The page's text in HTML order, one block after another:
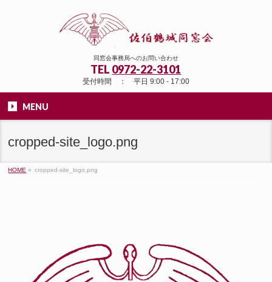
同窓会事務局へのお問い合わせ
TEL 0972-22-3101
受付時間 ： 平日 9:00 - 17:00
MENU
cropped-site_logo.png
HOME » cropped-site_logo.png